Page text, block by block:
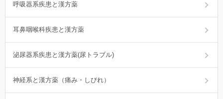
呼吸器系疾患と漢方薬
耳鼻咽喉科疾患と漢方薬
泌尿器系疾患と漢方薬(尿トラブル)
神経系と漢方薬（痛み・しびれ）